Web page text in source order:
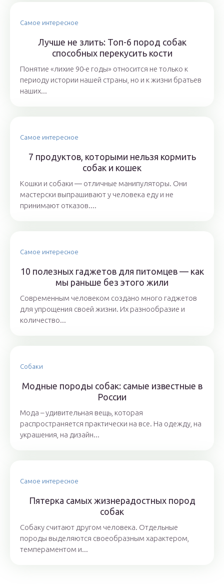
Самое интересное
Лучше не злить: Топ-6 пород собак
способных перекусить кости
Понятие «лихие 90-е годы» относится не только к
периоду истории нашей страны, но и к жизни братьев
наших...
Самое интересное
7 продуктов, которыми нельзя кормить
собак и кошек
Кошки и собаки ― отличные манипуляторы. Они
мастерски выпрашивают у человека еду и не
принимают отказов....
Самое интересное
10 полезных гаджетов для питомцев — как
мы раньше без этого жили
Современным человеком создано много гаджетов
для упрощения своей жизни. Их разнообразие и
количество...
Собаки
Модные породы собак: самые известные в
России
Мода – удивительная вещь, которая
распространяется практически на все. На одежду, на
украшения, на дизайн...
Самое интересное
Пятерка самых жизнерадостных пород
собак
Собаку считают другом человека. Отдельные
породы выделяются своеобразным характером,
темпераментом и...